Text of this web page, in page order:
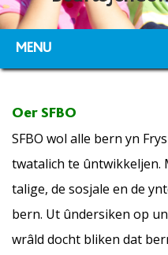
MENU
Oer SFBO
SFBO wol alle bern yn
twatalich te ûntwikkeljen.
talige, de sosjale en de
bern. Ut ûndersiken op
wrâld docht bliken dat